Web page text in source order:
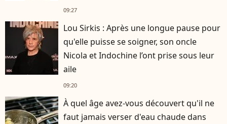
Cotillard
09:27
Lou Sirkis : Après une longue pause pour
qu'elle puisse se soigner, son oncle
Nicola et Indochine l’ont prise sous leur
aile
09:20
À quel âge avez-vous découvert qu'il ne
faut jamais verser d'eau chaude dans